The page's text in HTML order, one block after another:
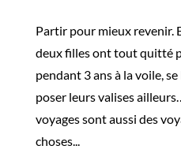
Partir pour mieux revenir.
deux filles ont tout quitté
pendant 3 ans à la voile,
poser leurs valises
voyages sont aussi des
choses...